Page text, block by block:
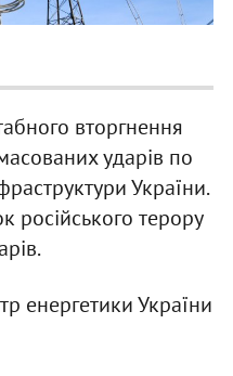
вторгнення
ударів по
України.
російського терору
енергетики України